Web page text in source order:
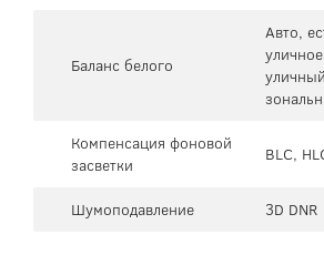
Баланс белого
Авто,
Компенсация фоновой
засветки
BLC,
Шумоподавление 3D DNR